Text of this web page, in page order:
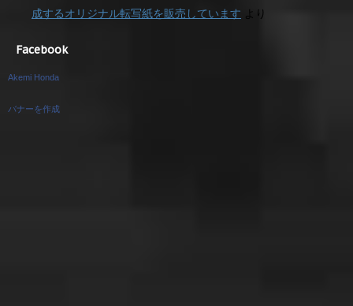
成するオリジナル転写紙を販売しています より
Facebook
Akemi Honda
バナーを作成